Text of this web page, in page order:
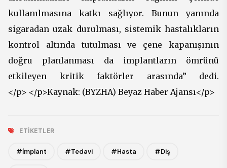
kullanılmasına katkı sağlıyor. Bunun yanında
sigaradan uzak durulması, sistemik hastalıkların
kontrol altında tutulması ve çene kapanışının
doğru planlanması da implantların ömrünü
etkileyen kritik faktörler arasında” dedi.
</p> </p>Kaynak: (BYZHA) Beyaz Haber Ajansı</p>
ETIKETLER
#İmplant #Tedavi #Hasta #Diş